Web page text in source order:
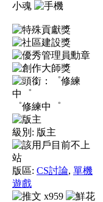
小魂
゜修練中゜
級別: 版主
版區: CS討論, 單機
遊戲
x959